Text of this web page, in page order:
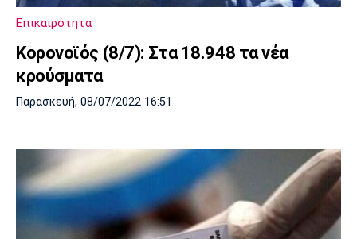
Επικαιρότητα
Κορονοϊός (8/7): Στα 18.948 τα νέα
κρούσματα
Παρασκευή, 08/07/2022 16:51